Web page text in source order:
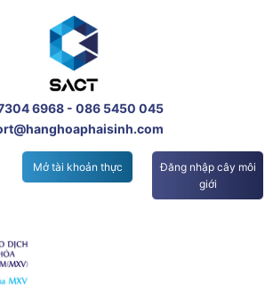
6968 - 086 5450 045
Mở tài khoản thực
Đăng nhập cây môi
giới